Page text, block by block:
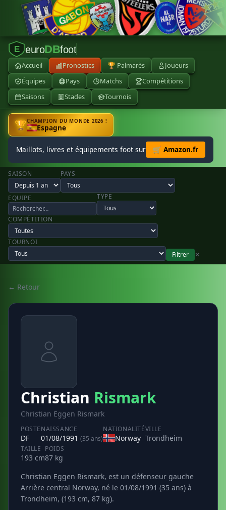
E euroDBfoot
Accueil Pronostics 🏆 Palmarès
Joueurs
Équipes
Pays Matchs
Compétitions
Saisons
Stades Tournois
🏆CHAMPION DU MONDE 2026 !
Espagne
Maillots, livres et équipements foot sur 🛒 Amazon.fr
SAISON PAYS
EQUIPE TYPE
COMPÉTITION
TOURNOI
Filtrer
✕
← Retour
Christian Rismark
Christian Eggen Rismark
POSTE
DF
NAISSANCE
01/08/1991 (35 ans)
NATIONALITÉ
Norway
VILLE
Trondheim
TAILLE
193 cm
POIDS
87 kg
Christian Eggen Rismark, est un défenseur gauche
Arrière central Norway, né le 01/08/1991 (35 ans) à
Trondheim, (193 cm, 87 kg).